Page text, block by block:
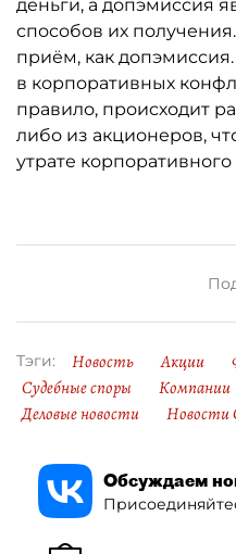
деньги, а допэмиссия
способов их
приём, как
в корпоративных
правило, происходит
либо из акционеров,
утрате
Тэги: Новость Акции
Судебные споры
Компании
Деловые новости
Новости
Обсуждаем